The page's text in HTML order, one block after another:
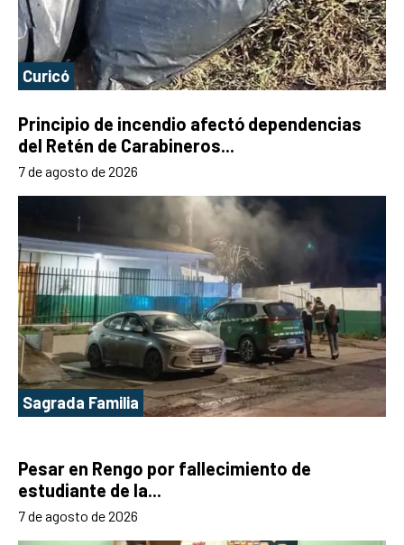
Curicó
Principio de incendio afectó dependencias
del Retén de Carabineros...
7 de agosto de 2026
Sagrada Familia
Pesar en Rengo por fallecimiento de
estudiante de la...
7 de agosto de 2026